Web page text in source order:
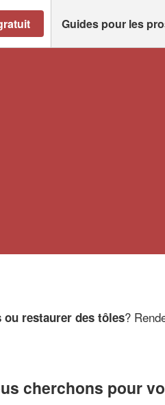
Guides pour les
restaurer des tôles?
cherchons pour